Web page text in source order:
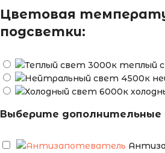
Цветовая
подсветки:
теплый
Выберите дополнительные